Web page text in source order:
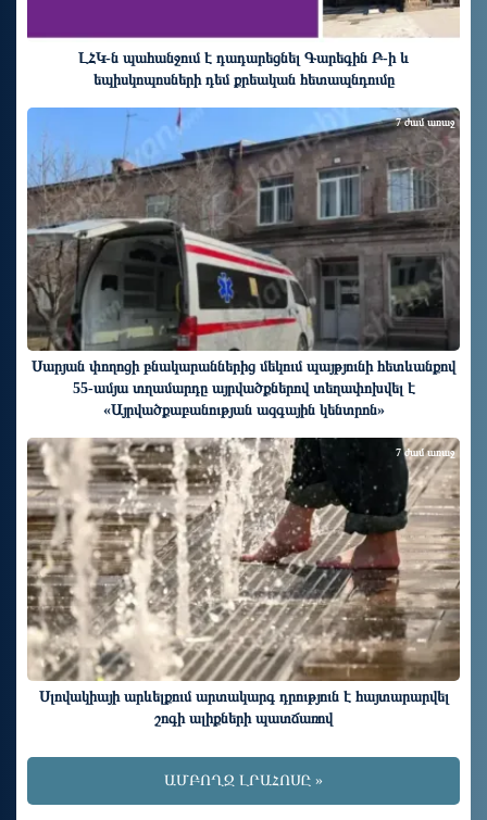
ԼՀԿ-ն պահանջում է դադարեցնել Գարեգին Բ-ի և
եպիսկոպոսների դեմ քրեական հետապնդումը
Սարյան փողոցի բնակարաններից մեկում պայթյունի հետևանքով
55-ամյա տղամարդը այրվածքներով տեղափոխվել է
«Այրվածքաբանության ազգային կենտրոն»
7 ժամ առաջ
Սլովակիայի արևելքում արտակարգ դրություն է հայտարարվել
շոգի ալիքների պատճառով
7 ժամ առաջ
ԱՄԲՈՂՋ ԼՐԱՀՈՍԸ »